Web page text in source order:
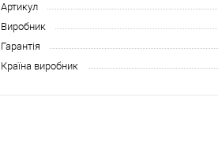
Артикул
Виробник
Гарантія
Країна виробник